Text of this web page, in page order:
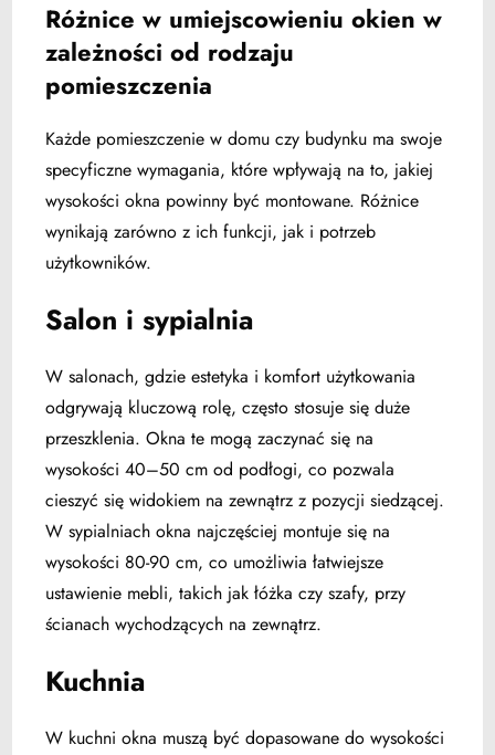
Różnice w umiejscowieniu okien w
zależności od rodzaju
pomieszczenia
Każde pomieszczenie w domu czy budynku ma swoje
specyficzne wymagania, które wpływają na to, jakiej
wysokości okna powinny być montowane. Różnice
wynikają zarówno z ich funkcji, jak i potrzeb
użytkowników.
Salon i sypialnia
W salonach, gdzie estetyka i komfort użytkowania
odgrywają kluczową rolę, często stosuje się duże
przeszklenia. Okna te mogą zaczynać się na
wysokości 40–50 cm od podłogi, co pozwala
cieszyć się widokiem na zewnątrz z pozycji siedzącej.
W sypialniach okna najczęściej montuje się na
wysokości 80-90 cm, co umożliwia łatwiejsze
ustawienie mebli, takich jak łóżka czy szafy, przy
ścianach wychodzących na zewnątrz.
Kuchnia
W kuchni okna muszą być dopasowane do wysokości